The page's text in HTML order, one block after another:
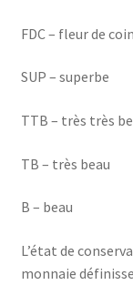
FDC – fleur de coin
SUP – superbe
TTB – très très
TB – très beau
B – beau
L’état de
monnaie